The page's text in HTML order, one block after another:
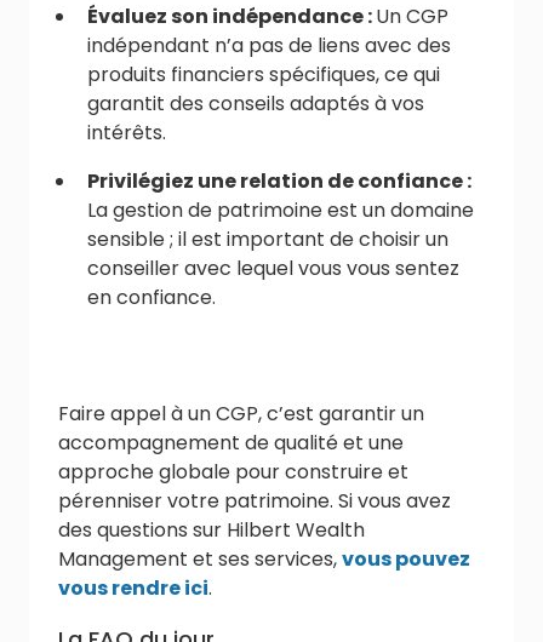
Évaluez son indépendance :Un CGP
indépendant n’a pas de liens avec des
produits financiers spécifiques, ce qui
garantit des conseils adaptés à vos
intérêts.
Privilégiez une relation de confiance :
La gestion de patrimoine est un domaine
sensible ; il est important de choisir un
conseiller avec lequel vous vous sentez
en confiance.
Faire appel à un CGP, c’est garantir un
accompagnement de qualité et une
approche globale pour construire et
pérenniser votre patrimoine. Si vous avez
des questions sur Hilbert Wealth
Management et ses services,vous pouvez
vous rendre ici.